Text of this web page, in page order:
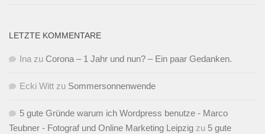
LETZTE KOMMENTARE
Ina zu Corona – 1 Jahr und nun? – Ein paar Gedanken.
Ecki Witt zu Sommersonnenwende
5 gute Gründe warum ich Wordpress benutze - Marco
Teubner - Fotograf und Online Marketing Leipzig zu 5 gute